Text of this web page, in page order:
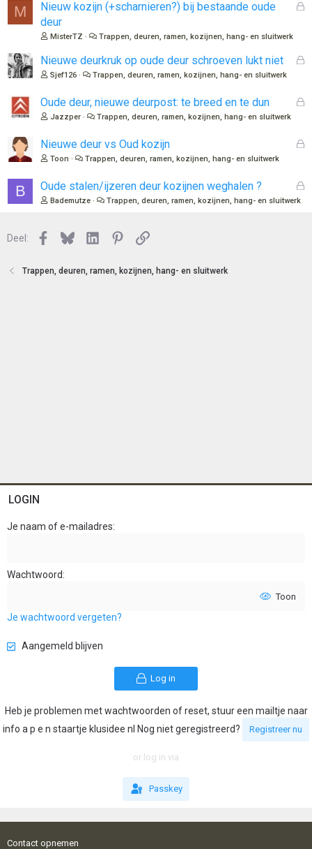
M
G
o
Nieuw kozijn (+scharnieren?) bij bestaande oude
deur
MisterTZ Trappen, deuren, ramen, kozijnen, hang- en sluitwerk
G
n
Nieuwe deurkruk op oude deur schroeven lukt niet
Sjef126 Trappen, deuren, ramen, kozijnen, hang- en sluitwerk
G
n
Oude deur, nieuwe deurpost: te breed en te dun
Jazzper Trappen, deuren, ramen, kozijnen, hang- en sluitwerk
G
Nieuwe deur vs Oud kozijn
Toon Trappen, deuren, ramen, kozijnen, hang- en sluitwerk
B
G
Oude stalen/ijzeren deur kozijnen weghalen ?
Bademutze Trappen, deuren, ramen, kozijnen, hang- en sluitwerk
Deel: Facebook
BlueskyLinkedInPinterest
Link
Trappen, deuren, ramen, kozijnen, hang- en sluitwerk
LOGIN
Je naam of e-mailadres
Wachtwoord
Toon
Je wachtwoord vergeten?
Aangemeld blijven
Log in
Heb je problemen met wachtwoorden of reset, stuur een mailtje naar
info a p e n staartje klusidee nl Nog niet geregistreerd?
Registreer nu
or log in via
Passkey
Contact opnemen